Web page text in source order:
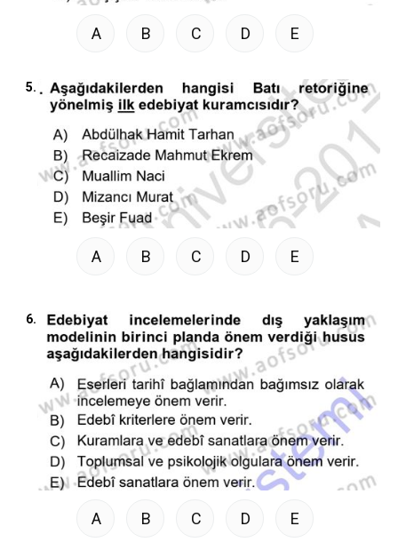
A B C D E
5.
A B C D E
6.
A B C D E